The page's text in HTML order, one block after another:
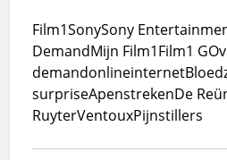
Film1SonySony
DemandMijn Film1Film1 GO
demandonlineinternetBloed
surpriseApenstrekenDe
RuyterVentouxPijnstillers